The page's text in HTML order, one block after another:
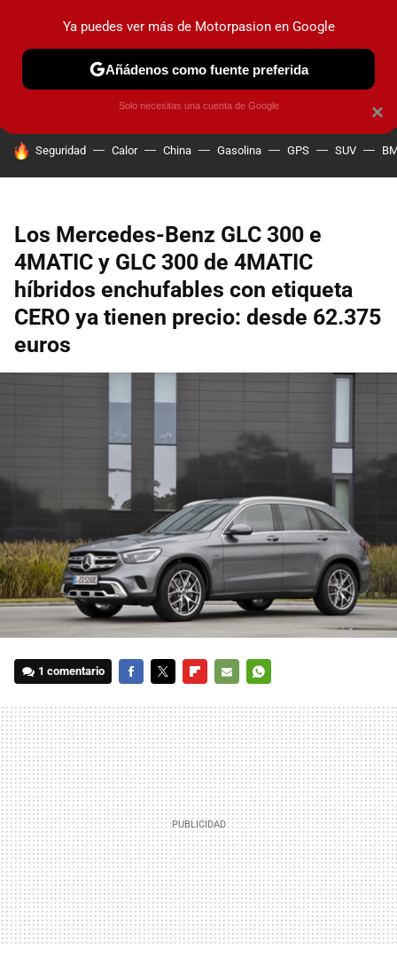
PRUEBAS COCHES ELÉCTRICOS OBSERVATORIO
HOY SE HABLA DE
Seguridad Calor China Gasolina GPS SUV
Los Mercedes-Benz GLC 300 e
4MATIC y GLC 300 de 4MATIC
híbridos enchufables con etiqueta
CERO ya tienen precio: desde 62.375
euros
1 comentario
MAIL
×
Ya puedes ver más de Motorpasion en Google
Añádenos como fuente preferida
Solo necesitas una cuenta de Google